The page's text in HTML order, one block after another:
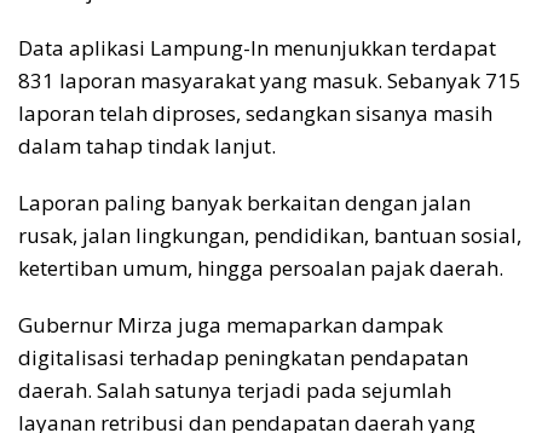
Data aplikasi Lampung-In menunjukkan terdapat
831 laporan masyarakat yang masuk. Sebanyak 715
laporan telah diproses, sedangkan sisanya masih
dalam tahap tindak lanjut.
Laporan paling banyak berkaitan dengan jalan
rusak, jalan lingkungan, pendidikan, bantuan sosial,
ketertiban umum, hingga persoalan pajak daerah.
Gubernur Mirza juga memaparkan dampak
digitalisasi terhadap peningkatan pendapatan
daerah. Salah satunya terjadi pada sejumlah
layanan retribusi dan pendapatan daerah yang